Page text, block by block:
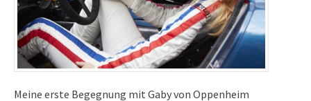
Meine erste Begegnung mit Gaby von Oppenheim